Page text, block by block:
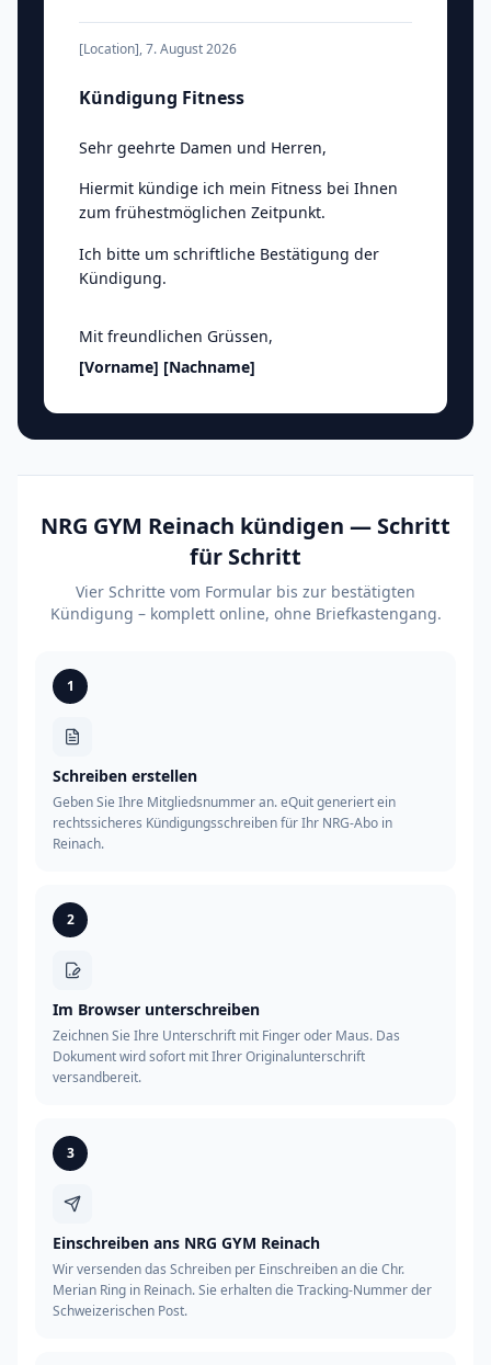
[Location],7. August 2026
Kündigung Fitness
Sehr geehrte Damen und Herren,
Hiermit kündige ich mein Fitness bei Ihnen
zum frühestmöglichen Zeitpunkt.
Ich bitte um schriftliche Bestätigung der
Kündigung.
Mit freundlichen Grüssen,
[Vorname] [Nachname]
NRG GYM Reinach kündigen — Schritt
für Schritt
Vier Schritte vom Formular bis zur bestätigten
Kündigung – komplett online, ohne Briefkastengang.
1
Schreiben erstellen
Geben Sie Ihre Mitgliedsnummer an. eQuit generiert ein
rechtssicheres Kündigungsschreiben für Ihr NRG-Abo in
Reinach.
2
Im Browser unterschreiben
Zeichnen Sie Ihre Unterschrift mit Finger oder Maus. Das
Dokument wird sofort mit Ihrer Originalunterschrift
versandbereit.
3
Einschreiben ans NRG GYM Reinach
Wir versenden das Schreiben per Einschreiben an die Chr.
Merian Ring in Reinach. Sie erhalten die Tracking-Nummer der
Schweizerischen Post.